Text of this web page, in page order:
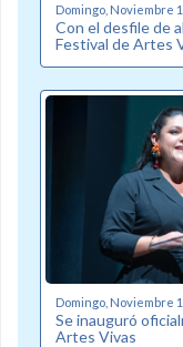
Domingo, Noviembre
Con el desfile de
Festival de Artes
Domingo, Noviembre
Se inauguró
Artes Vivas